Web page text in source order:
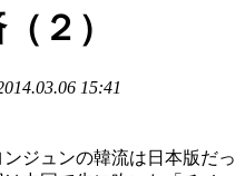
２）
15:41
ジュンの韓流は日本版だっ